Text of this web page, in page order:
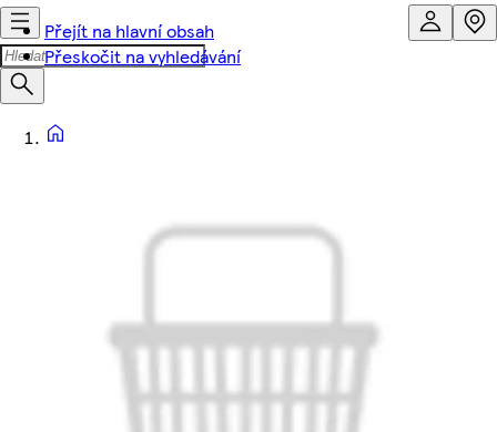
Přejít na hlavní obsah
Přeskočit na vyhledávání